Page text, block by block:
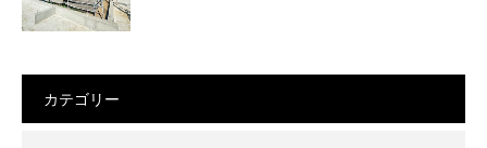
カテゴリー